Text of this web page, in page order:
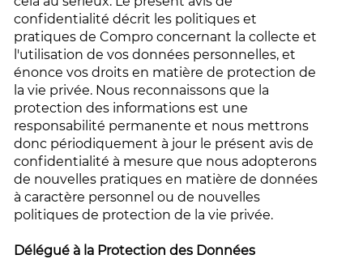
confidentialité décrit les politiques et
pratiques de Compro concernant la collecte et
l'utilisation de vos données personnelles, et
énonce vos droits en matière de protection de
la vie privée. Nous reconnaissons que la
protection des informations est une
responsabilité permanente et nous mettrons
donc périodiquement à jour le présent avis de
confidentialité à mesure que nous adopterons
de nouvelles pratiques en matière de données
à caractère personnel ou de nouvelles
politiques de protection de la vie privée.
Délégué à la Protection des Données